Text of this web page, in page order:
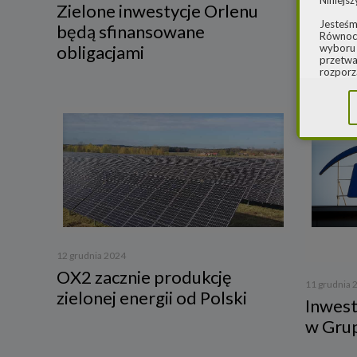
Zielone inwestycje Orlenu
będą sfinansowane
obligacjami
24 grudnia
12 grudnia 2024
OX2 zacznie produkcję
zielonej energii od Polski
11 grudnia
w
wyboru
2.
ul.
W
a) pod
b)